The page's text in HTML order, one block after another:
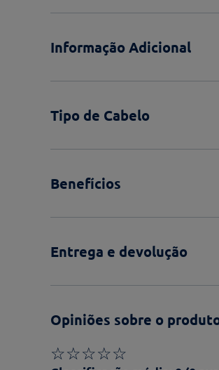
Informação Adicional
Tipo de Cabelo
Benefícios
Entrega e devolução
Opiniões sobre o
☆☆☆☆☆